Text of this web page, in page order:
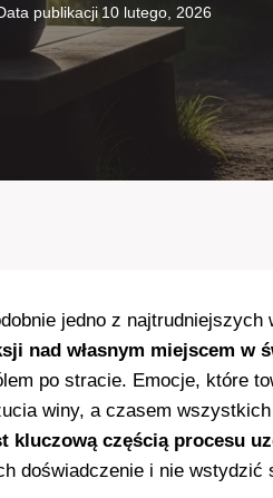
publikacji 10 lutego, 2026
jedno z najtrudniejszych
nad własnym miejscem w
po stracie. Emocje, które
winy, a czasem
kluczową częścią procesu
doświadczenie i nie wstydzić